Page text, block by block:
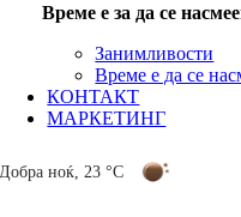
Време е за да се
Занимливости
Време е да се
КОНТАКТ
МАРКЕТИНГ
Добра ноќ,23 °C